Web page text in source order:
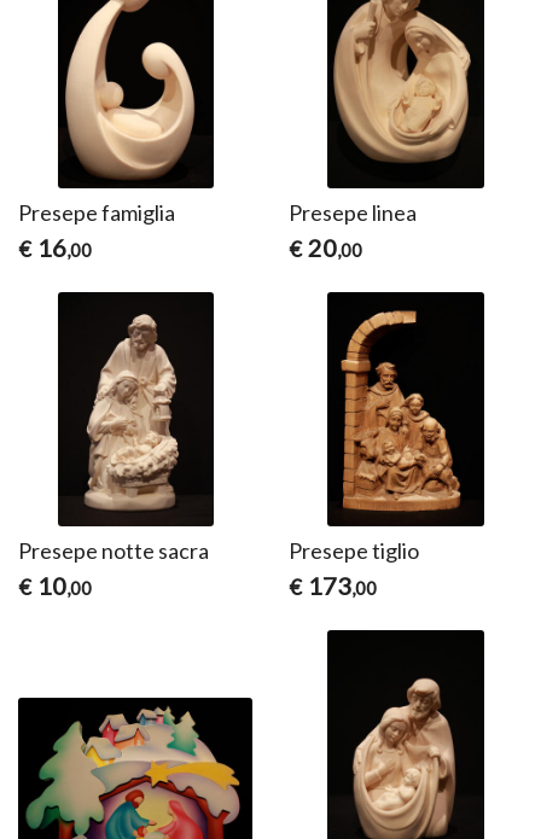
Presepe famiglia
€ 16,00
Presepe linea
€ 20,00
Presepe notte sacra
€ 10,00
Presepe tiglio
€ 173,00